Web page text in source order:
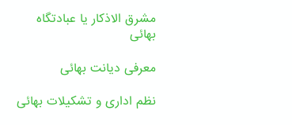
مشرق الاذکار یا عبادتگاه
بهائی
معرفی دیانت بهائی
نظم اداری و تشکیلات بهائی